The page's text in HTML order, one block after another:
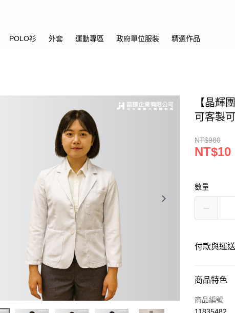
POLO衫 外套 運動專區 政府單位服裝 精選作品
【晶輝
可客製
NT$980
NT$10
數量
付款與運
付款方式
信用卡一次
商品特色
商品編號